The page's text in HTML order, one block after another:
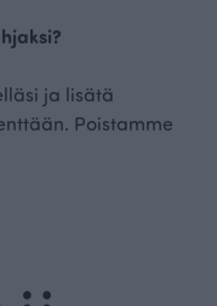
ja lisätä
Poistamme